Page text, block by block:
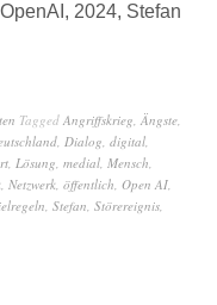
2024, Stefan
Tagged Angriffskrieg, Ängste,
, Dialog, digital,
, Lösung, medial, Mensch,
, Netzwerk, öffentlich, Open AI,
, Stefan, Störereignis,